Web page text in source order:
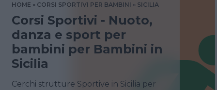
HOME CORSI SPORTIVI PER BAMBINI SICILIA
Corsi Sportivi - Nuoto,
danza e sport per
bambini per Bambini in
Sicilia
Cerchi strutture Sportive in Sicilia per